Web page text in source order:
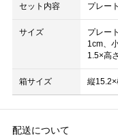
セット内容 プレー
サイズ
プレー
1cm、
1.5×高
箱サイズ 縦
配送について